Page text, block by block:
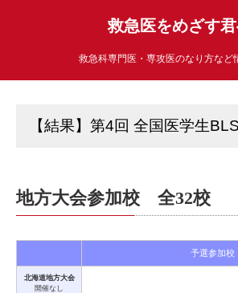
救急医をめざす
救急科専門医・専攻医のなり方など
【結果】第4回 全国医学生
地方大会参加校 全32校
予選参加校
北海道地方大会
開催なし